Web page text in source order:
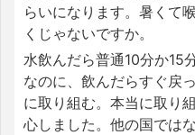
らいになります。暑くて
くじゃないですか。
水飲んだら普通10分か15
なのに、飲んだらすぐ戻
に取り組む。本当に取り
心しました。他の国では